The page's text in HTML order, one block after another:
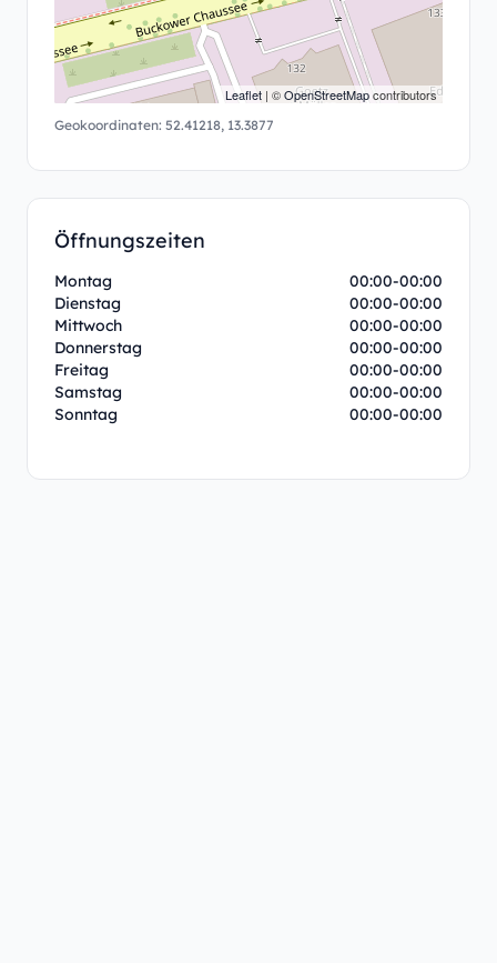
Leaflet | ©OpenStreetMapcontributors
Geokoordinaten: 52.41218, 13.3877
Öffnungszeiten
Montag
00:00-00:00
Dienstag
00:00-00:00
Mittwoch
00:00-00:00
Donnerstag
00:00-00:00
Freitag
00:00-00:00
Samstag
00:00-00:00
Sonntag
00:00-00:00